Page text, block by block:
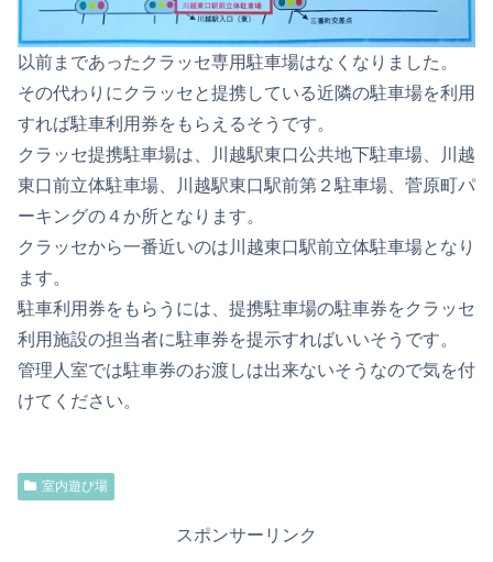
以前まであったクラッセ専用駐車場はなくなりました。
その代わりにクラッセと提携している近隣の駐車場を利用
すれば駐車利用券をもらえるそうです。
クラッセ提携駐車場は、川越駅東口公共地下駐車場、川越
東口前立体駐車場、川越駅東口駅前第２駐車場、菅原町パ
ーキングの４か所となります。
クラッセから一番近いのは川越東口駅前立体駐車場となり
ます。
駐車利用券をもらうには、提携駐車場の駐車券をクラッセ
利用施設の担当者に駐車券を提示すればいいそうです。
管理人室では駐車券のお渡しは出来ないそうなので気を付
けてください。
室内遊び場
スポンサーリンク